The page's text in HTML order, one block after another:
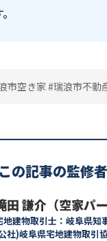
市空き家 #瑞浪市不動
この記事の監修者
田 謙介（空家パ
地建物取引士：岐阜県
社)岐阜県宅地建物取引